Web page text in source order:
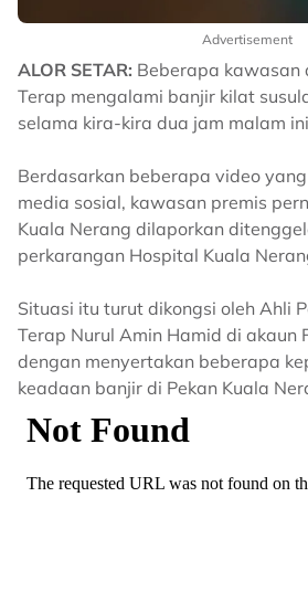
Advertisement
ALOR SETAR: Beberapa kawasan
Terap mengalami banjir kilat
selama kira-kira dua jam malam
Berdasarkan beberapa video
media sosial, kawasan premis
Kuala Nerang dilaporkan
perkarangan Hospital Kuala
Situasi itu turut dikongsi oleh Ahli
Terap Nurul Amin Hamid di akaun
dengan menyertakan beberapa
keadaan banjir di Pekan Kuala